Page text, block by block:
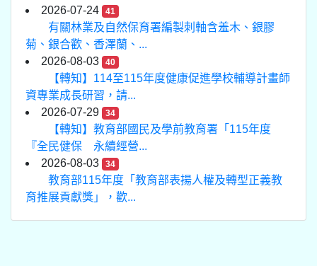
2026-07-24
41
有關林業及自然保育署編製刺軸含羞木、銀膠
菊、銀合歡、香澤蘭、...
2026-08-03
40
【轉知】114至115年度健康促進學校輔導計畫師
資專業成長研習，請...
2026-07-29
34
【轉知】教育部國民及學前教育署「115年度
『全民健保 永續經營...
2026-08-03
34
教育部115年度「教育部表揚人權及轉型正義教
育推展貢獻獎」，歡...